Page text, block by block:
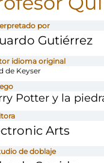
por
Gutiérrez
idioma original
de Keyser
Potter y la
Arts
de doblaje